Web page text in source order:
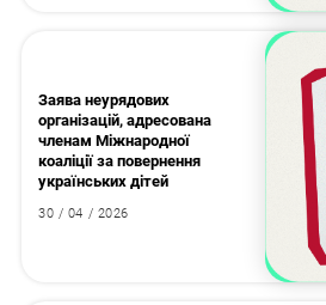
Заява неурядових
організацій, адресована
членам Міжнародної
коаліції за повернення
українських дітей
30 / 04 / 2026